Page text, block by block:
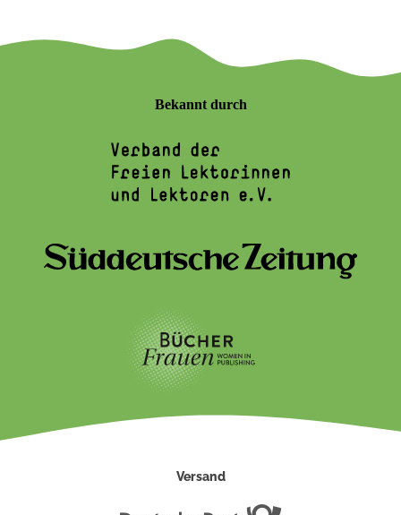
Bekannt durch
Versand